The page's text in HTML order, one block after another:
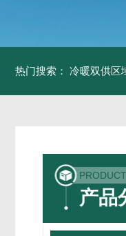
热门搜索： 冷暖双供区
产品